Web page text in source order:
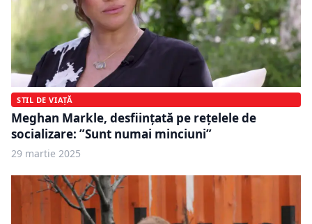
STIL DE VIAȚĂ
Meghan Markle, desființată pe rețelele de
socializare: ”Sunt numai minciuni”
29 martie 2025